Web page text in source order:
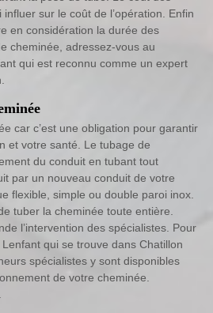
sur le coût de l’opération. Enfin
en considération la durée des
cheminée, adressez-vous au
qui est reconnu comme un expert
car c’est une obligation pour garantir
et votre santé. Le tubage de
du conduit en tubant tout
par un nouveau conduit de votre
flexible, simple ou double paroi inox.
tuber la cheminée toute entière.
l’intervention des spécialistes. Pour
qui se trouve dans Chatillon
spécialistes y sont disponibles
de votre cheminée.